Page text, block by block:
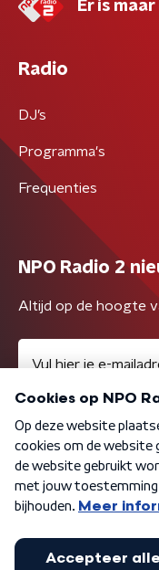
Er is maar
Radio
DJ’s
Programma's
Frequenties
NPO Radio 2
Altijd op de hoogte
Algemene